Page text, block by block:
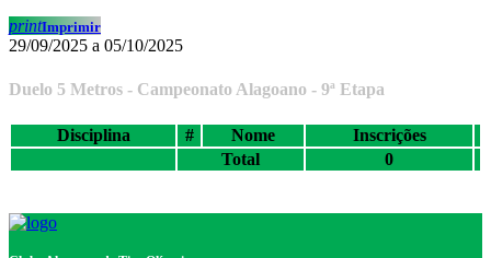
printImprimir
29/09/2025 a 05/10/2025
Duelo 5 Metros - Campeonato Alagoano - 9ª Etapa
Disciplina # Nome
Inscrições
Total
0